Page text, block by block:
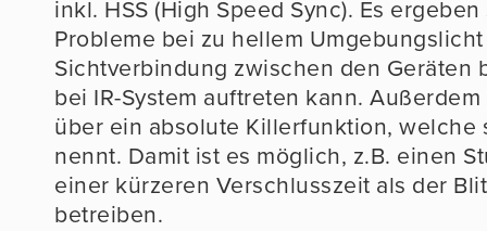
inkl. HSS (High Speed Sync). Es
Probleme bei zu hellem
Sichtverbindung zwischen den Geräten
bei IR-System auftreten kann.
über ein absolute Killerfunktion, welche
nennt. Damit ist es möglich, z.B. einen
einer kürzeren Verschlusszeit als der
betreiben.